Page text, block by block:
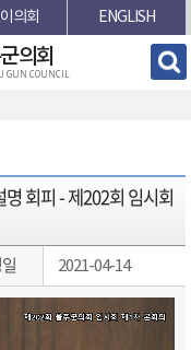
의회 ENGLISH
의회
GUN COUNCIL
회피 - 제202회 임시회
2021-04-14